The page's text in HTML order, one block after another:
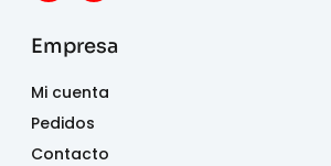
Empresa
Mi cuenta
Pedidos
Contacto